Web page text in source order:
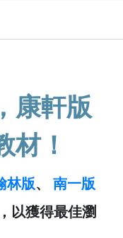
康軒版
材！
林版、 南一版
以獲得最佳瀏